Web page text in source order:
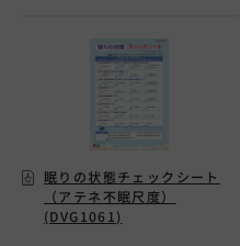
眠りの状態チェックシート
（アテネ不眠尺度）
(DVG1061)